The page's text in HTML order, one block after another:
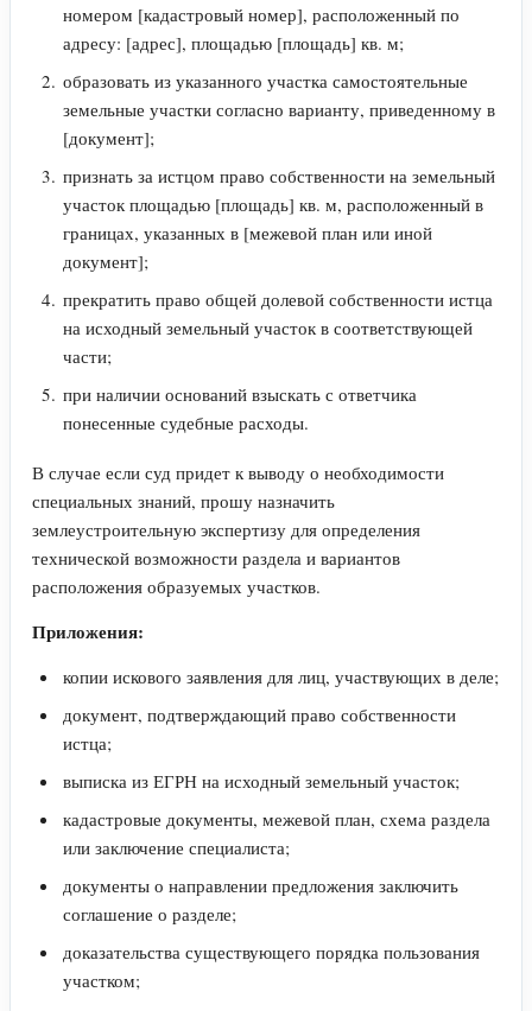
номером [кадастровый номер], расположенный по
адресу: [адрес], площадью [площадь] кв. м;
образовать из указанного участка самостоятельные
земельные участки согласно варианту, приведенному в
[документ];
признать за истцом право собственности на земельный
участок площадью [площадь] кв. м, расположенный в
границах, указанных в [межевой план или иной
документ];
прекратить право общей долевой собственности истца
на исходный земельный участок в соответствующей
части;
при наличии оснований взыскать с ответчика
понесенные судебные расходы.
В случае если суд придет к выводу о необходимости
специальных знаний, прошу назначить
землеустроительную экспертизу для определения
технической возможности раздела и вариантов
расположения образуемых участков.
Приложения:
копии искового заявления для лиц, участвующих в деле;
документ, подтверждающий право собственности
истца;
выписка из ЕГРН на исходный земельный участок;
кадастровые документы, межевой план, схема раздела
или заключение специалиста;
документы о направлении предложения заключить
соглашение о разделе;
доказательства существующего порядка пользования
участком;